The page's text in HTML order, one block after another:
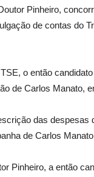
Pinheiro,
de contas do
o então
de Carlos Manato,
das
de Carlos
Pinheiro, a então